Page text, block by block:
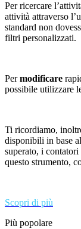
Per ricercare
attività attraverso
standard non
filtri personalizzati.
Permodificare
possibile utilizzare
Ti ricordiamo,
disponibili in base
superato, i
questo strumento,
Scopri di più
Più popolare